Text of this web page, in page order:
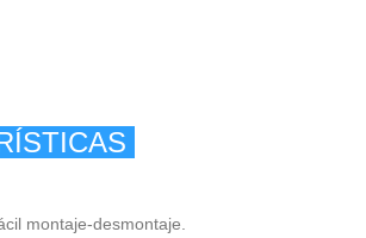
montaje-desmontaje.